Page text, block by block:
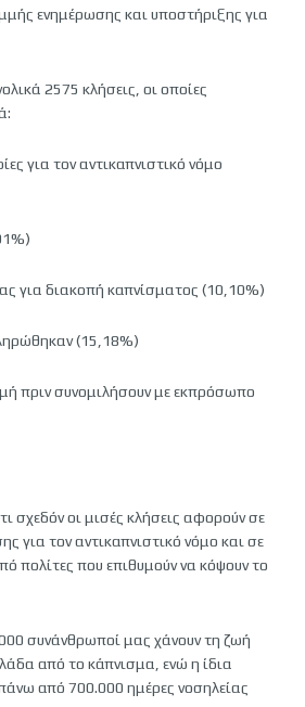
ενημέρωσης και υποστήριξης για
2575 κλήσεις, οι οποίες
για τον αντικαπνιστικό νόμο
για διακοπή καπνίσματος (10,10%)
(15,18%)
πριν συνομιλήσουν με εκπρόσωπο
σχεδόν οι μισές κλήσεις αφορούν σε
για τον αντικαπνιστικό νόμο και σε
πολίτες που επιθυμούν να κόψουν το
συνάνθρωποί μας χάνουν τη ζωή
από το κάπνισμα, ενώ η ίδια
από 700.000 ημέρες νοσηλείας